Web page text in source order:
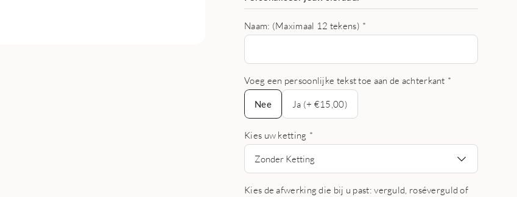
Naam: (Maximaal 12 tekens) *
Voeg een persoonlijke tekst toe aan de achterkant *
Nee
Nee
Ja (+ €15,00)
Kies uw ketting *
Zonder Ketting
Kies de afwerking die bij u past: verguld, roséverguld of